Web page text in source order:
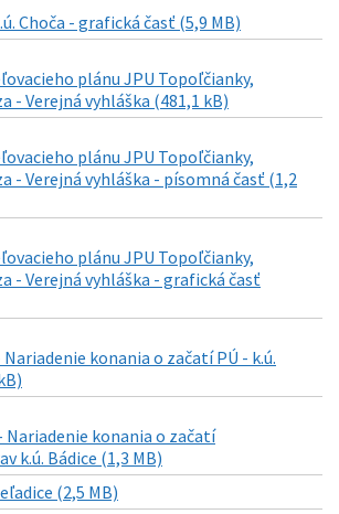
Choča - grafická časť (5,9 MB)
plánu JPU Topoľčianky,
- Verejná vyhláška (481,1 kB)
plánu JPU Topoľčianky,
- Verejná vyhláška - písomná časť (1,2
plánu JPU Topoľčianky,
- Verejná vyhláška - grafická časť
konania o začatí PÚ - k.ú.
Nariadenie konania o začatí
k.ú. Bádice (1,3 MB)
(2,5 MB)